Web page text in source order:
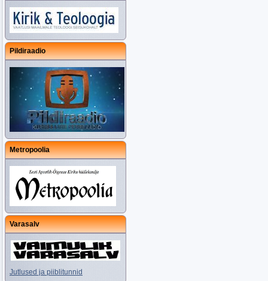
Pildiraadio
Metropoolia
Varasalv
Jutlused ja piiblitunnid